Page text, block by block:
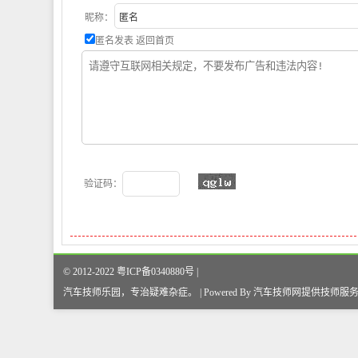
昵称：
匿名发表 返回首页
验证码：
© 2012-2022 粤ICP备0340880号 |
汽车技师乐园，专治疑难杂症。 | Powered By 汽车技师网提供技师服务